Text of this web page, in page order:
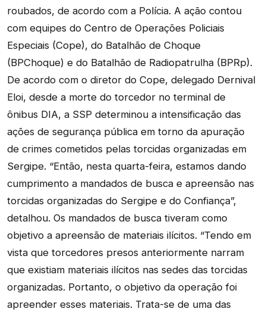
roubados, de acordo com a Polícia. A ação contou
com equipes do Centro de Operações Policiais
Especiais (Cope), do Batalhão de Choque
(BPChoque) e do Batalhão de Radiopatrulha (BPRp).
De acordo com o diretor do Cope, delegado Dernival
Eloi, desde a morte do torcedor no terminal de
ônibus DIA, a SSP determinou a intensificação das
ações de segurança pública em torno da apuração
de crimes cometidos pelas torcidas organizadas em
Sergipe. “Então, nesta quarta-feira, estamos dando
cumprimento a mandados de busca e apreensão nas
torcidas organizadas do Sergipe e do Confiança”,
detalhou. Os mandados de busca tiveram como
objetivo a apreensão de materiais ilícitos. “Tendo em
vista que torcedores presos anteriormente narram
que existiam materiais ilícitos nas sedes das torcidas
organizadas. Portanto, o objetivo da operação foi
apreender esses materiais. Trata-se de uma das